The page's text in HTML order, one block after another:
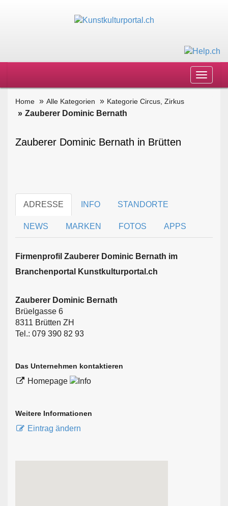
Toggle
Home Alle Kategorien Kategorie Circus, Zirkus
Zauberer Dominic Bernath
Zauberer Dominic Bernath in Brütten
ADRESSE INFO STANDORTE
NEWS MARKEN FOTOS APPS
Firmen­profil Zauberer Dominic Bernath im
Branchen­portal Kunstkulturportal.ch
Zauberer Dominic Bernath
Brüelgasse 6
8311 Brütten ZH
Tel.: 079 390 82 93
Das Unternehmen kontaktieren
Homepage
Weitere Informationen
Eintrag ändern